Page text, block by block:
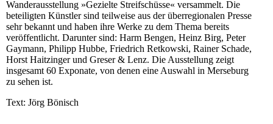
Wanderausstellung »Gezielte Streifschüsse« versammelt. Die
beteiligten Künstler sind teilweise aus der überregionalen Presse
sehr bekannt und haben ihre Werke zu dem Thema bereits
veröffentlicht. Darunter sind: Harm Bengen, Heinz Birg, Peter
Gaymann, Philipp Hubbe, Friedrich Retkowski, Rainer Schade,
Horst Haitzinger und Greser & Lenz. Die Ausstellung zeigt
insgesamt 60 Exponate, von denen eine Auswahl in Merseburg
zu sehen ist.
Text: Jörg Bönisch